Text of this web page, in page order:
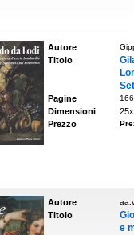
Autore
Titolo
Pagine 166
Dimensioni
Prezzo
Autore
Titolo
e